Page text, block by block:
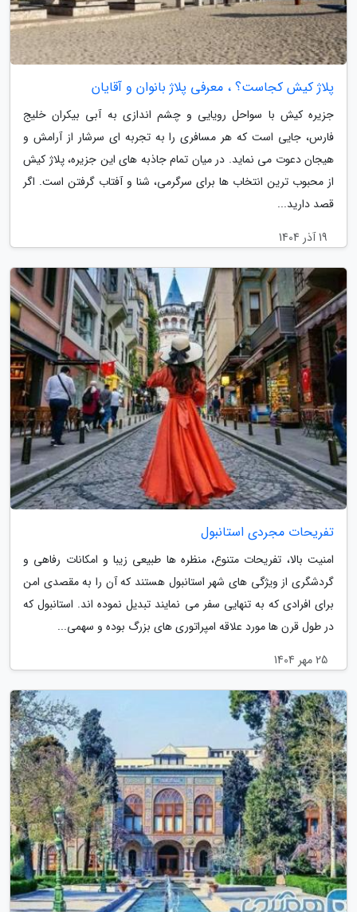
پلاژ کیش کجاست؟ ، معرفی پلاژ بانوان و آقایان
جزیره کیش با سواحل رویایی و چشم اندازی به آبی بیکران خلیج
فارس، جایی است که هر مسافری را به تجربه ای سرشار از آرامش و
هیجان دعوت می نماید. در میان تمام جاذبه های این جزیره، پلاژ کیش
از محبوب ترین انتخاب ها برای سرگرمی، شنا و آفتاب گرفتن است. اگر
قصد دارید...
19 آذر 1404
تفریحات مجردی استانبول
امنیت بالا، تفریحات متنوع، منظره ها طبیعی زیبا و امکانات رفاهی و
گردشگری از ویژگی های شهر استانبول هستند که آن را به مقصدی امن
برای افرادی که به تنهایی سفر می نمایند تبدیل نموده اند. استانبول که
در طول قرن ها مورد علاقه امپراتوری های بزرگ بوده و سهمی...
25 مهر 1404